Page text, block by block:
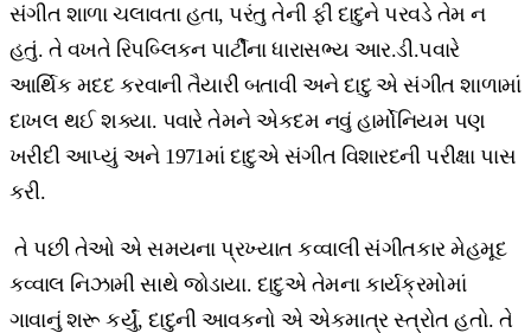
સંગીત શાળા ચલાવતા હતા, પરંતુ તેની ફી દાદુને પરવડે તેમ ન
હતું. તે વખતે રિપબ્લિકન પાર્ટીના ધારાસભ્ય આર.ડી.પવારે
આર્થિક મદદ કરવાની તૈયારી બતાવી અને દાદુ એ સંગીત શાળામાં
દાખલ થઈ શક્યા. પવારે તેમને એકદમ નવું હાર્મોનિયમ પણ
ખરીદી આપ્યું અને 1971માં દાદુએ સંગીત વિશારદની પરીક્ષા પાસ
કરી.
તે પછી તેઓ એ સમયના પ્રખ્યાત કવ્વાલી સંગીતકાર મેહમૂદ
કવ્વાલ નિઝામી સાથે જોડાયા. દાદુએ તેમના કાર્યક્રમોમાં
ગાવાનું શરૂ કર્યું, દાદુની આવકનો એ એકમાત્ર સ્ત્રોત હતો. તે